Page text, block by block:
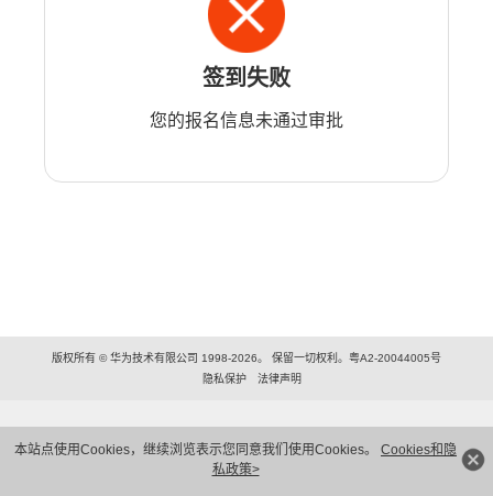
本站点使用Cookies，继续浏览表示您同意我们使用Cookies。 Cookies和隐
私政策>
签到失败
您的报名信息未通过审批
版权所有 © 华为技术有限公司 1998-2026。 保留一切权利。粤A2-20044005号
隐私保护
法律声明